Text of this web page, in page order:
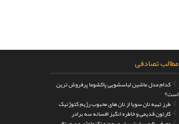
مطالب تصادفی
کدام مدل ماشین لباسشویی پاکشوما پرفروش ترین
است؟
طرز تهیه نان سویا از نان های محبوب رژیم کتوژنیک
کارتون قدیمی و خاطره انگیز افسانه سه برادر